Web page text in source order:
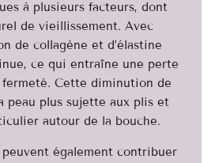
à plusieurs facteurs, dont
de vieillissement. Avec
de collagène et d’élastine
ce qui entraîne une perte
fermeté. Cette diminution de
peau plus sujette aux plis et
autour de la bouche.
peuvent également contribuer